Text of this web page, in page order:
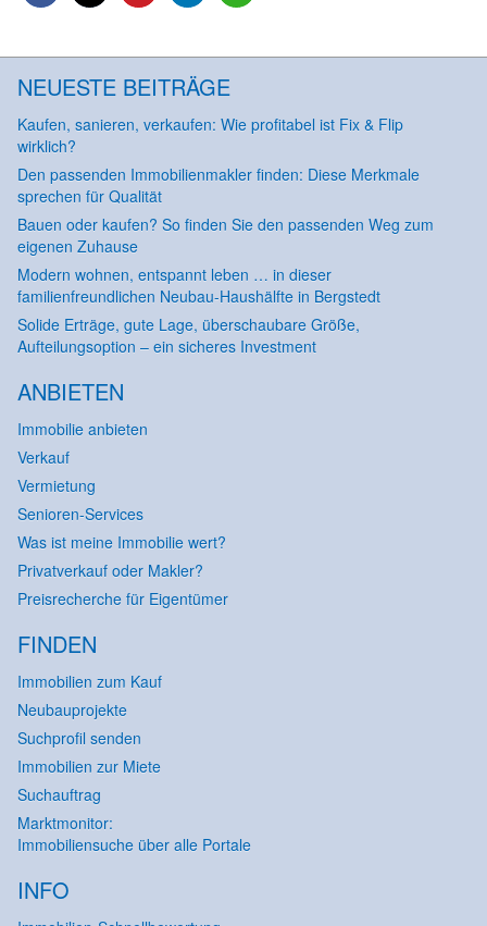
NEUESTE BEITRÄGE
Kaufen, sanieren, verkaufen: Wie profitabel ist Fix & Flip
wirklich?
Den passenden Immobilienmakler finden: Diese Merkmale
sprechen für Qualität
Bauen oder kaufen? So finden Sie den passenden Weg zum
eigenen Zuhause
Modern wohnen, entspannt leben … in dieser
familienfreundlichen Neubau-Haushälfte in Bergstedt
Solide Erträge, gute Lage, überschaubare Größe,
Aufteilungsoption – ein sicheres Investment
ANBIETEN
Immobilie anbieten
Verkauf
Vermietung
Senioren-Services
Was ist meine Immobilie wert?
Privatverkauf oder Makler?
Preisrecherche für Eigentümer
FINDEN
Immobilien zum Kauf
Neubauprojekte
Suchprofil senden
Immobilien zur Miete
Suchauftrag
Marktmonitor:
Immobiliensuche über alle Portale
INFO